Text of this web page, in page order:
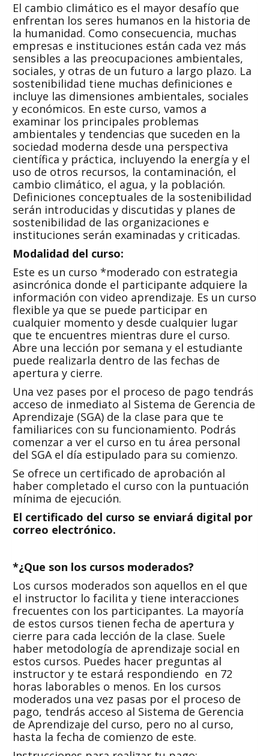
El cambio climático es el mayor desafío que
enfrentan los seres humanos en la historia de
la humanidad. Como consecuencia, muchas
empresas e instituciones están cada vez más
sensibles a las preocupaciones ambientales,
sociales, y otras de un futuro a largo plazo. La
sostenibilidad tiene muchas definiciones e
incluye las dimensiones ambientales, sociales
y económicos. En este curso, vamos a
examinar los principales problemas
ambientales y tendencias que suceden en la
sociedad moderna desde una perspectiva
científica y práctica, incluyendo la energía y el
uso de otros recursos, la contaminación, el
cambio climático, el agua, y la población.
Definiciones conceptuales de la sostenibilidad
serán introducidas y discutidas y planes de
sostenibilidad de las organizaciones e
instituciones serán examinadas y criticadas.
Modalidad del curso:
Este es un curso *moderado con estrategia
asincrónica donde el participante adquiere la
información con video aprendizaje. Es un curso
flexible ya que se puede participar en
cualquier momento y desde cualquier lugar
que te encuentres mientras dure el curso.
Abre una lección por semana y el estudiante
puede realizarla dentro de las fechas de
apertura y cierre.
Una vez pases por el proceso de pago tendrás
acceso de inmediato al Sistema de Gerencia de
Aprendizaje (SGA) de la clase para que te
familiarices con su funcionamiento. Podrás
comenzar a ver el curso en tu área personal
del SGA el día estipulado para su comienzo.
Se ofrece un certificado de aprobación al
haber completado el curso con la puntuación
mínima de ejecución.
El certificado del curso se enviará digital por
correo electrónico.
*¿Que son los cursos moderados?
Los cursos moderados son aquellos en el que
el instructor lo facilita y tiene interacciones
frecuentes con los participantes. La mayoría
de estos cursos tienen fecha de apertura y
cierre para cada lección de la clase. Suele
haber metodología de aprendizaje social en
estos cursos. Puedes hacer preguntas al
instructor y te estará respondiendo en 72
horas laborables o menos. En los cursos
moderados una vez pasas por el proceso de
pago, tendrás acceso al Sistema de Gerencia
de Aprendizaje del curso, pero no al curso,
hasta la fecha de comienzo de este.